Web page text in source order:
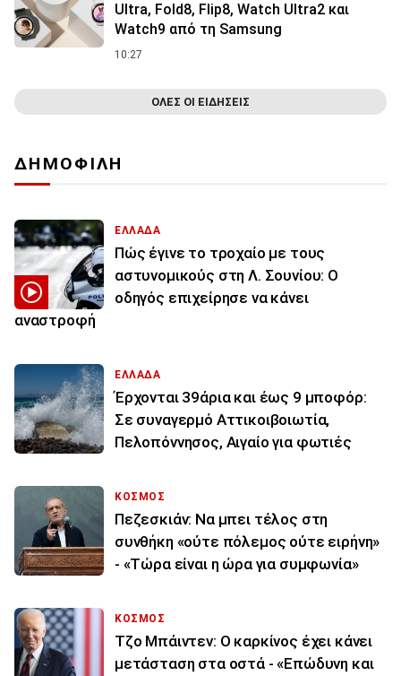
Ultra, Fold8, Flip8, Watch Ultra2 και
Watch9 από τη Samsung
10:27
ΟΛΕΣ ΟΙ ΕΙΔΗΣΕΙΣ
ΔΗΜΟΦΙΛΗ
ΕΛΛΑΔΑ
Πώς έγινε το τροχαίο με τους
αστυνομικούς στη Λ. Σουνίου: Ο
οδηγός επιχείρησε να κάνει
αναστροφή
ΕΛΛΑΔΑ
Έρχονται 39άρια και έως 9 μποφόρ:
Σε συναγερμό Αττικοιβοιωτία,
Πελοπόννησος, Αιγαίο για φωτιές
ΚΟΣΜΟΣ
Πεζεσκιάν: Να μπει τέλος στη
συνθήκη «ούτε πόλεμος ούτε ειρήνη»
- «Τώρα είναι η ώρα για συμφωνία»
ΚΟΣΜΟΣ
Τζο Μπάιντεν: Ο καρκίνος έχει κάνει
μετάσταση στα οστά - «Επώδυνη και